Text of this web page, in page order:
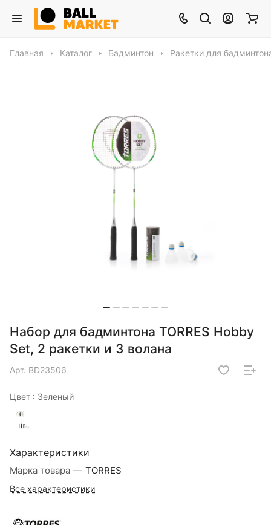
Главная Каталог Бадминтон Ракетки для
Набор для бадминтона TORRES Hobby
Set, 2 ракетки и 3 волана
Арт. BD23506
Цвет : Зеленый
Характеристики
Марка товара — TORRES
Все характеристики